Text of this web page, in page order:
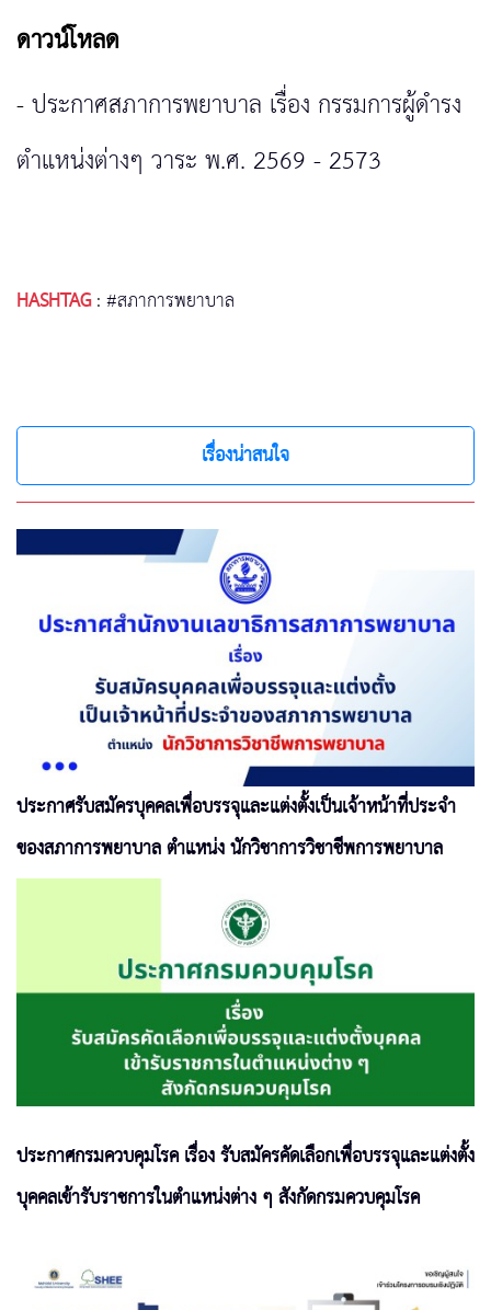
ดาวน์โหลด
-ประกาศสภาการพยาบาล เรื่อง กรรมการผู้ดำรง
ตำแหน่งต่างๆ วาระ พ.ศ. 2569 - 2573
HASHTAG:#สภาการพยาบาล
เรื่องน่าสนใจ
ประกาศรับสมัครบุคคลเพื่อบรรจุและแต่งตั้งเป็นเจ้าหน้าที่ประจำ
ของสภาการพยาบาล ตำแหน่ง นักวิชาการวิชาชีพการพยาบาล
ประกาศกรมควบคุมโรค เรื่อง รับสมัครคัดเลือกเพื่อบรรจุและแต่งตั้ง
บุคคลเข้ารับราชการในตำแหน่งต่าง ๆ สังกัดกรมควบคุมโรค